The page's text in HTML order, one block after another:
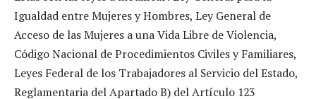
Igualdad entre Mujeres y Hombres, Ley General de
Acceso de las Mujeres a una Vida Libre de Violencia,
Código Nacional de Procedimientos Civiles y Familiares,
Leyes Federal de los Trabajadores al Servicio del Estado,
Reglamentaria del Apartado B) del Artículo 123